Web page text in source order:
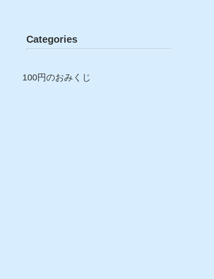
Categories
100円のおみくじ